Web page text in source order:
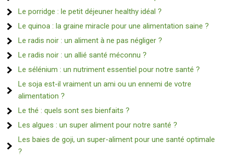
Le porridge : le petit déjeuner healthy idéal ?
Le quinoa : la graine miracle pour une alimentation saine ?
Le radis noir : un aliment à ne pas négliger ?
Le radis noir : un allié santé méconnu ?
Le sélénium : un nutriment essentiel pour notre santé ?
Le soja est-il vraiment un ami ou un ennemi de votre
alimentation ?
Le thé : quels sont ses bienfaits ?
Les algues : un super aliment pour notre santé ?
Les baies de goji, un super-aliment pour une santé optimale
?